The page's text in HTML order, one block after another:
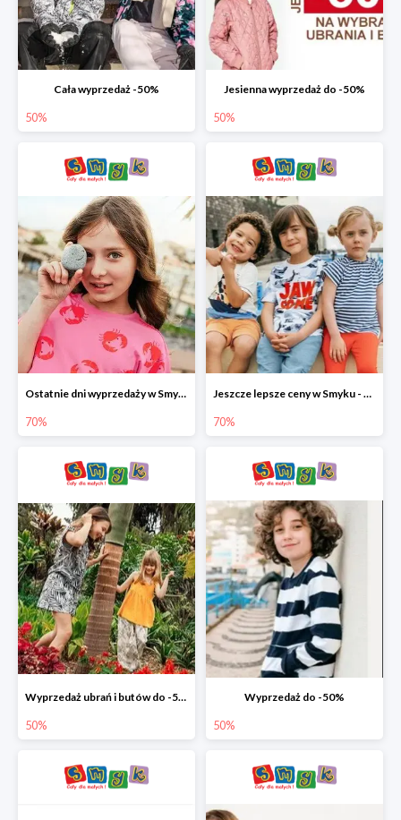
Cała wyprzedaż -50%
50%
Jesienna wyprzedaż do -50%
50%
Ostatnie dni wyprzedaży w Smyku - ubrania i buty do -70%
70%
Jeszcze lepsze ceny w Smyku - ubrania i buty do -70%
70%
Wyprzedaż ubrań i butów do -50%
50%
Wyprzedaż do -50%
50%